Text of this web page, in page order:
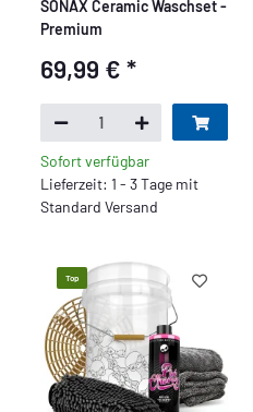
SONAX Ceramic Waschset -
Premium
69,99 €*
Sofort verfügbar
Lieferzeit: 1 - 3 Tage mit
Standard Versand
Top